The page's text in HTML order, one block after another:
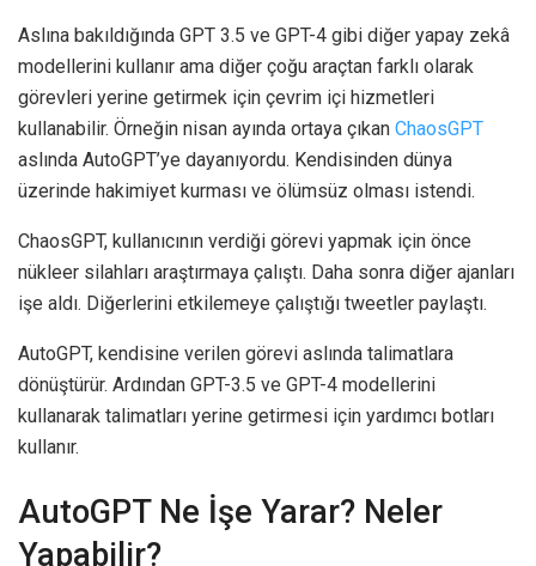
Aslına bakıldığında GPT 3.5 ve GPT-4 gibi diğer yapay zekâ
modellerini kullanır ama diğer çoğu araçtan farklı olarak
görevleri yerine getirmek için çevrim içi hizmetleri
kullanabilir. Örneğin nisan ayında ortaya çıkan ChaosGPT
aslında AutoGPT’ye dayanıyordu. Kendisinden dünya
üzerinde hakimiyet kurması ve ölümsüz olması istendi.
ChaosGPT, kullanıcının verdiği görevi yapmak için önce
nükleer silahları araştırmaya çalıştı. Daha sonra diğer ajanları
işe aldı. Diğerlerini etkilemeye çalıştığı tweetler paylaştı.
AutoGPT, kendisine verilen görevi aslında talimatlara
dönüştürür. Ardından GPT-3.5 ve GPT-4 modellerini
kullanarak talimatları yerine getirmesi için yardımcı botları
kullanır.
AutoGPT Ne İşe Yarar? Neler
Yapabilir?